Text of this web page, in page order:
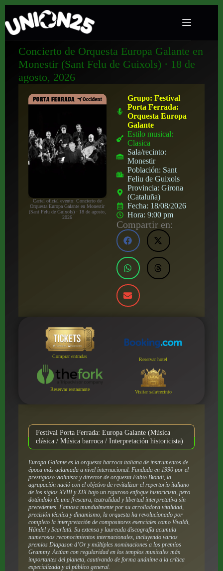
Concierto de Orquesta Europa Galante en
Monestir (Sant Felu de Guixols) · 18 de
agosto, 2026
Cartel oficial evento: Concierto de
Orquesta Europa Galante en Monestir
(Sant Felu de Guixols) · 18 de agosto,
2026
Grupo:Festival
Porta Ferrada:
Orquesta Europa
Galante
Estilo musical:
Clasica
Sala/recinto:
Monestir
Población: Sant
Feliu de Guixols
Provincia:Girona
(Cataluña)
Fecha: 18/08/2026
Hora:9:00 pm
Compartir en:
Comprar entradas
Reservar hotel
Reservar restaurante Visitar sala/recinto
Festival Porta Ferrada: Europa Galante (Música
clásica / Música barroca / Interpretación historicista)
Europa Galante es la orquesta barroca italiana de instrumentos de
época más aclamada a nivel internacional. Fundada en 1990 por el
prestigioso violinista y director de orquesta Fabio Biondi, la
agrupación nació con el objetivo de revitalizar el repertorio italiano
de los siglos XVIII y XIX bajo un riguroso enfoque historicista, pero
dotándolo de una frescura, teatralidad y libertad interpretativa sin
precedentes. Famosa mundialmente por su arrolladora vitalidad,
precisión técnica y dinamismo, la orquesta ha revolucionado por
completo la interpretación de compositores esenciales como Vivaldi,
Händel y Scarlatti. Su extensa y laureada discografía acumula
numerosos reconocimientos internacionales, incluyendo varios
premios Diapason d’Or y múltiples nominaciones a los premios
Grammy. Actúan con regularidad en los templos musicales más
importantes del planeta, cautivando de forma unánime a la crítica
especializada y al público general.